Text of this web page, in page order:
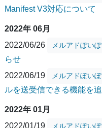
Manifest V3対応について
2022年 06月
2022/06/26
メルアドぽい
らせ
2022/06/19
メルアドぽい
ルを送受信できる機能を
2022年 01月
2022/01/19
メルアドぽい